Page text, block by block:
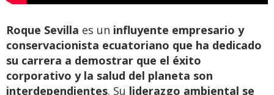
Roque Sevilla es un influyente empresario y
conservacionista ecuatoriano que ha dedicado
su carrera a demostrar que el éxito
corporativo y la salud del planeta son
interdependientes. Su liderazgo ambiental se